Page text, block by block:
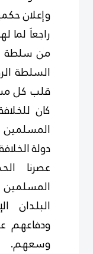
وإعلان
راجعاَ لما
من سلطة
السلطة
قلب كل
كان
دولة
عصرنا
البلدان
ودفاعهم
وسعهم.